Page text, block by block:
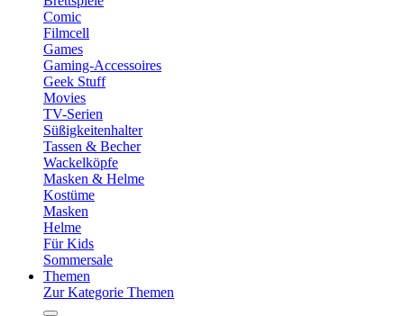
Comic
Filmcell
Games
Gaming-Accessoires
Geek Stuff
Movies
TV-Serien
Süßigkeitenhalter
Tassen & Becher
Wackelköpfe
Masken & Helme
Kostüme
Masken
Helme
Für Kids
Sommersale
Themen
Zur Kategorie Themen